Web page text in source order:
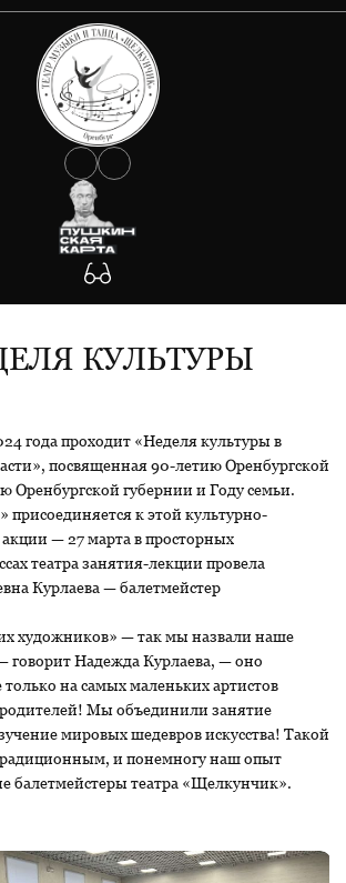
О ТЕАТРЕ
Документы
Сведения об учредителе
Государственное задание
Антикоррупция
Covid-19
защищенность
Будьте внимательны!
Участникам СВО
АФИША
КОЛЛЕКТИВ
УЧАСТНИКАМ СВО
ФОТО
КОНТАКТЫ
КУЛЬТУРЫ
года проходит «Неделя культуры в
посвященная 90-летию Оренбургской
Оренбургской губернии и Году семьи.
к этой культурно-
акции — 27 марта в просторных
театра занятия-лекции провела
Курлаева — балетмейстер
художников» — так мы назвали наше
говорит Надежда Курлаева, — оно
на самых маленьких артистов
родителей! Мы объединили занятие
мировых шедевров искусства! Такой
и понемногу наш опыт
балетмейстеры театра «Щелкунчик».